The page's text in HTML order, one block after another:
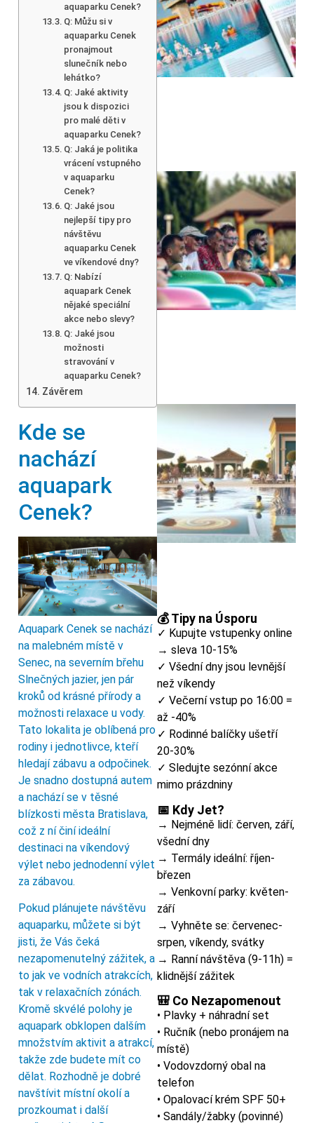
aquaparku Cenek?
Q: Můžu si v
aquaparku Cenek
pronajmout
slunečník nebo
lehátko?
Q: Jaké aktivity
jsou k dispozici
pro malé děti v
aquaparku Cenek?
Q: Jaká je politika
vrácení vstupného
v aquaparku
Cenek?
Q: Jaké jsou
nejlepší tipy pro
návštěvu
aquaparku Cenek
ve víkendové dny?
Q: Nabízí
aquapark Cenek
nějaké speciální
akce nebo slevy?
Q: Jaké jsou
možnosti
stravování v
aquaparku Cenek?
Závěrem
Kde se
nachází
aquapark
Cenek?
Aquapark Cenek se nachází
na malebném místě v
Senec, na severním břehu
Slnečných jazier, jen pár
kroků od krásné přírody a
možnosti relaxace u vody.
Tato lokalita je oblíbená pro
rodiny i jednotlivce, kteří
hledají zábavu a odpočinek.
Je snadno dostupná autem
a nachází se v těsné
blízkosti města Bratislava,
což z ní činí ideální
destinaci na víkendový
výlet nebo jednodenní výlet
za zábavou.
Pokud plánujete návštěvu
aquaparku, můžete si být
jisti, že Vás čeká
nezapomenutelný zážitek, a
to jak ve vodních atrakcích,
tak v relaxačních zónách.
Kromě skvélé polohy je
aquapark obklopen dalším
množstvím aktivit a atrakcí,
takže zde budete mít co
dělat. Rozhodně je dobré
navštívit místní okolí a
prozkoumat i další
💰 Tipy na Úsporu
✓ Kupujte vstupenky online
→ sleva 10-15%
✓ Všední dny jsou levnější
než víkendy
✓ Večerní vstup po 16:00 =
až -40%
✓ Rodinné balíčky ušetří
20-30%
✓ Sledujte sezónní akce
mimo prázdniny
📅 Kdy Jet?
→ Nejméně lidí: červen, září,
všední dny
→ Termály ideální: říjen-
březen
→ Venkovní parky: květen-
září
→ Vyhněte se: červenec-
srpen, víkendy, svátky
→ Ranní návštěva (9-11h) =
klidnější zážitek
🎒 Co Nezapomenout
• Plavky + náhradní set
• Ručník (nebo pronájem na
místě)
• Vodovzdorný obal na
telefon
• Opalovací krém SPF 50+
• Sandály/žabky (povinné)